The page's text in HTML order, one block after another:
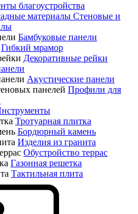
благоустройства
Стеновые и
Бамбуковые панели
Гибкий мрамор
Декоративные рейки
Акустические панели
Профили для
Тротуарная плитка
Бордюрный камень
Изделия из гранита
Обустройство террас
Газонная решетка
Тактильная плита